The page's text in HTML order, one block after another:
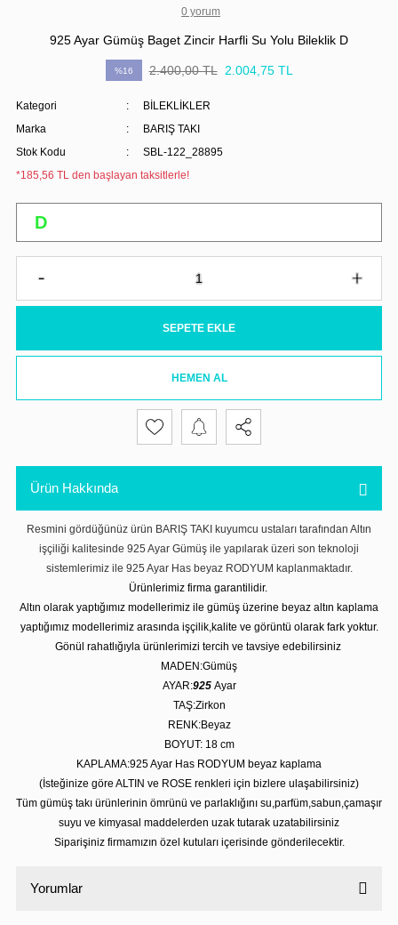
0 yorum
925 Ayar Gümüş Baget Zincir Harfli Su Yolu Bileklik D
%16 2.400,00 TL 2.004,75 TL
Kategori
BİLEKLİKLER
Marka
BARIŞ TAKI
Stok Kodu
SBL-122_28895
*185,56 TL den başlayan taksitlerle!
SEPETE EKLE
HEMEN AL
Ürün Hakkında
Resmini gördüğünüz ürün BARIŞ TAKI kuyumcu ustaları tarafından Altın
işçiliği kalitesinde 925 Ayar Gümüş ile yapılarak üzeri son teknoloji
sistemlerimiz ile 925 Ayar Has beyaz RODYUM kaplanmaktadır.
Ürünlerimiz firma garantilidir.
Altın olarak yaptığımız modellerimiz ile gümüş üzerine beyaz altın kaplama
yaptığımız modellerimiz arasında işçilik,kalite ve görüntü olarak fark yoktur.
Gönül rahatlığıyla ürünlerimizi tercih ve tavsiye edebilirsiniz
MADEN:Gümüş
AYAR:925 Ayar
TAŞ:Zirkon
RENK:Beyaz
BOYUT: 18 cm
KAPLAMA:925 Ayar Has RODYUM beyaz kaplama
(İsteğinize göre ALTIN ve ROSE renkleri için bizlere ulaşabilirsiniz)
Tüm gümüş takı ürünlerinin ömrünü ve parlaklığını su,parfüm,sabun,çamaşır
suyu ve kimyasal maddelerden uzak tutarak uzatabilirsiniz
Siparişiniz firmamızın özel kutuları içerisinde gönderilecektir.
Yorumlar